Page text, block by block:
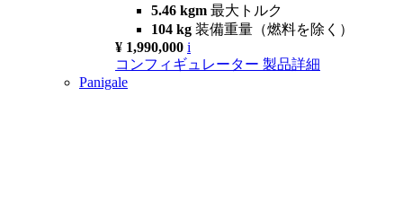
5.46 kgm 最大トルク
104 kg 装備重量（燃料を除く）
¥ 1,990,000 i
コンフィギュレーター 製品詳細
Panigale